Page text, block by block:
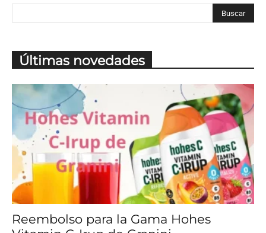
Últimas novedades
Reembolso para la Gama Hohes